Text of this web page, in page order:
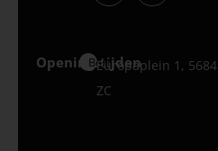
Openingstijden
Best
Europaplein 1, 5684
ZC